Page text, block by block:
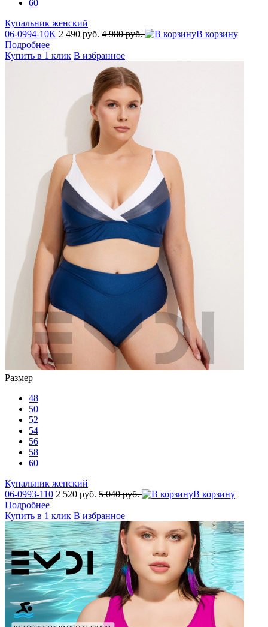
60
Купальник женский
06-0994-10K 2 490 руб. 4 980 руб.
В корзину
Подробнее
Купить в 1 клик В избранное
Размер
48
50
52
54
56
58
60
Купальник женский
06-0993-110 2 520 руб. 5 040 руб.
В корзину
Подробнее
Купить в 1 клик В избранное